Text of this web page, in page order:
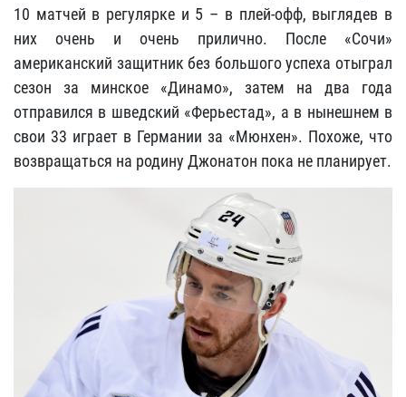
10 матчей в регулярке и 5 – в плей-офф, выглядев в
них очень и очень прилично. После «Сочи»
американский защитник без большого успеха отыграл
сезон за минское «Динамо», затем на два года
отправился в шведский «Ферьестад», а в нынешнем в
свои 33 играет в Германии за «Мюнхен». Похоже, что
возвращаться на родину Джонатон пока не планирует.